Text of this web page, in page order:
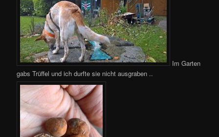
Im Garten
gabs Trüffel und ich durfte sie nicht ausgraben ..